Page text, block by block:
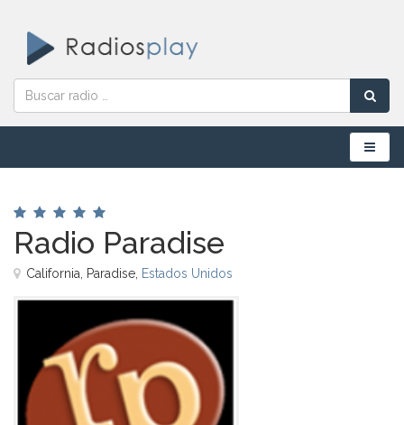
Menú
Radio Paradise
California, Paradise, Estados Unidos